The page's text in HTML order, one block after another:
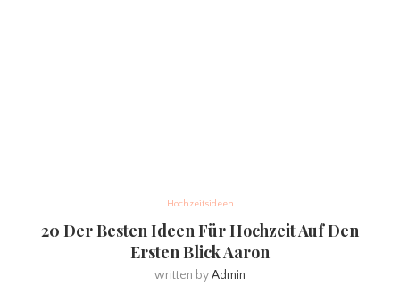
Hochzeitsideen
20 Der Besten Ideen Für Hochzeit Auf Den
Ersten Blick Aaron
written byAdmin